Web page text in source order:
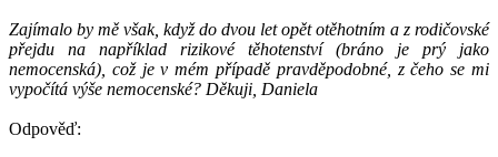
Zajímalo by mě však, když do dvou let opět otěhotním a z rodičovské
přejdu na například rizikové těhotenství (bráno je prý jako
nemocenská), což je v mém případě pravděpodobné, z čeho se mi
vypočítá výše nemocenské? Děkuji, Daniela
Odpověď: